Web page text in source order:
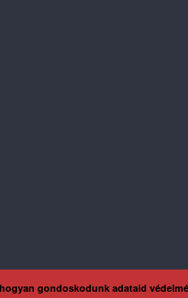
gondoskodunk adataid